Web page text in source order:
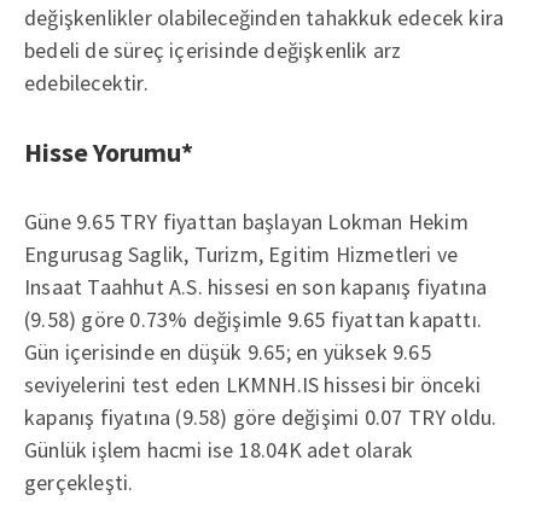
değişkenlikler olabileceğinden tahakkuk edecek kira
bedeli de süreç içerisinde değişkenlik arz
edebilecektir.
Hisse Yorumu*
Güne 9.65 TRY fiyattan başlayan Lokman Hekim
Engurusag Saglik, Turizm, Egitim Hizmetleri ve
Insaat Taahhut A.S. hissesi en son kapanış fiyatına
(9.58) göre 0.73% değişimle 9.65 fiyattan kapattı.
Gün içerisinde en düşük 9.65; en yüksek 9.65
seviyelerini test eden LKMNH.IS hissesi bir önceki
kapanış fiyatına (9.58) göre değişimi 0.07 TRY oldu.
Günlük işlem hacmi ise 18.04K adet olarak
gerçekleşti.